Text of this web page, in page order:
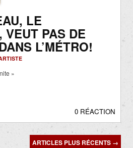
LE
VEUT PAS DE
L’MÉTRO!
»
0 RÉACTION
ARTICLES PLUS RÉCENTS →